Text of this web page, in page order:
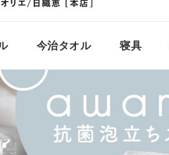
今治タオル 寝具